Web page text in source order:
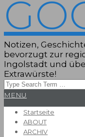
Notizen,
bevorzugt zur
Ingolstadt und
Extrawürste!
Search
Primary
Menu
MENU
Startseite
ABOUT
ARCHIV